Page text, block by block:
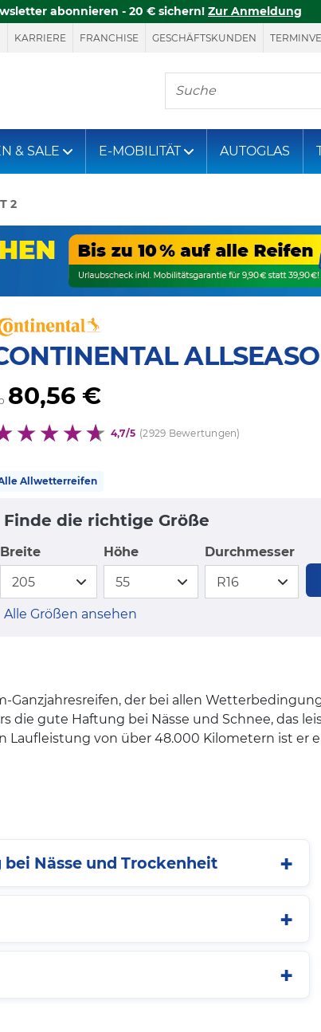
abonnieren - 20 € sichern! Zur Anmeldung
KARRIERE FRANCHISE GESCHÄFTSKUNDEN
Hier finden Sie, was
& SALE E-MOBILITÄT AUTOGLAS
2
80,56 €
4,7/5 (2929 Bewertungen)
Allwetterreifen
Finde die richtige Größe
Breite Höhe
Durchmesser
Alle Größen ansehen
Ganzjahresreifen, der bei allen
die gute Haftung bei Nässe und Schnee, das
von über 48.000 Kilometern ist er
Nässe und Trockenheit